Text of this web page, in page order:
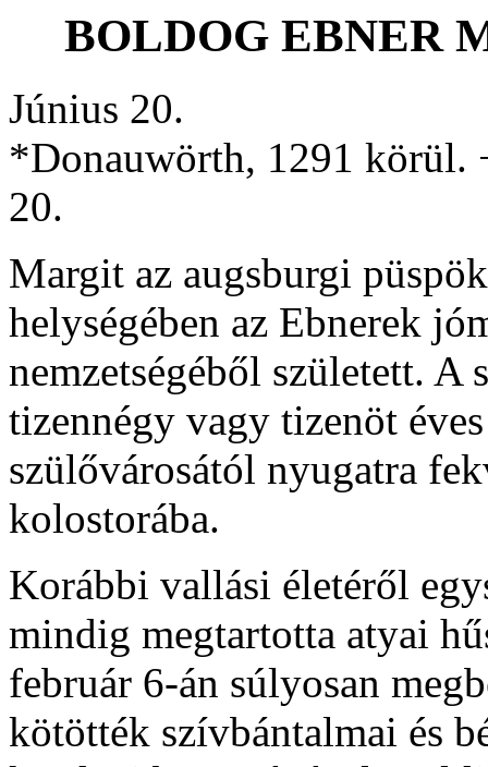
BOLDOG EBNER
Június 20.
*Donauwörth, 1291 körül.
20.
Margit az augsburgi
helységében az Ebnerek
nemzetségéből született. A
tizennégy vagy tizenöt
szülővárosától nyugatra
kolostorába.
Korábbi vallási életéről
mindig megtartotta atyai
február 6-án súlyosan
kötötték szívbántalmai és